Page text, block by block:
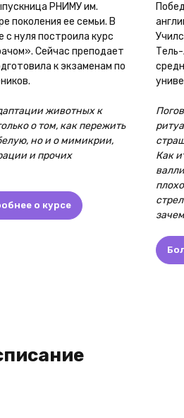
РНИМУ им.
поколения ее семьи. В
нуля построила курс
Сейчас преподает
к экзаменам по
животных к
о том, как пережить
но и о мимикрии,
и прочих
о курсе
Как